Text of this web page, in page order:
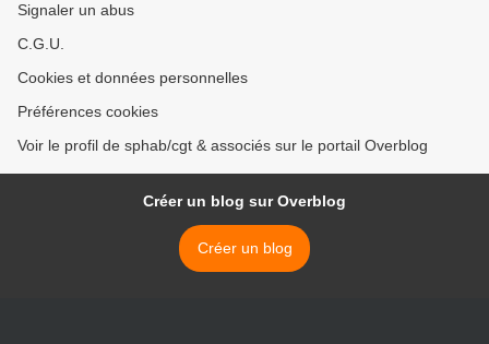
Signaler un abus
C.G.U.
Cookies et données personnelles
Préférences cookies
Voir le profil de sphab/cgt & associés sur le portail Overblog
Créer un blog sur Overblog
Créer un blog